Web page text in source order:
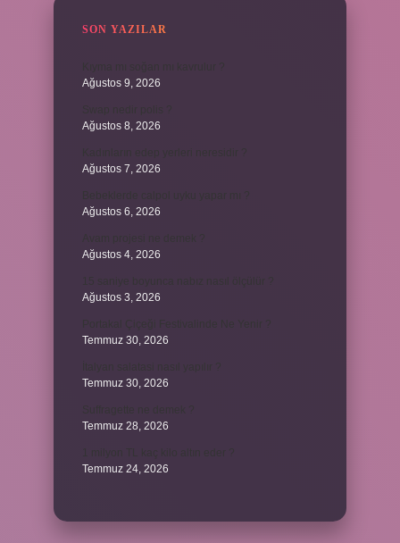
SON YAZILAR
Ağustos 9, 2026
Ağustos 8, 2026
Ağustos 7, 2026
Ağustos 6, 2026
Ağustos 4, 2026
Ağustos 3, 2026
Temmuz 30, 2026
Temmuz 30, 2026
Temmuz 28, 2026
Temmuz 24, 2026